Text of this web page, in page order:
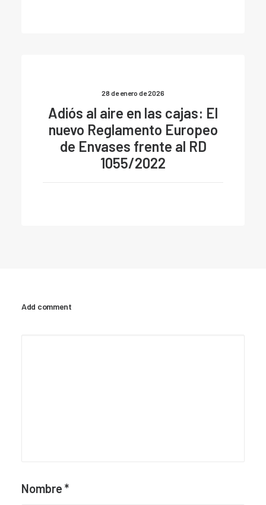
28 de enero de 2026
Adiós al aire en las cajas: El
nuevo Reglamento Europeo
de Envases frente al RD
1055/2022
Add comment
Nombre *